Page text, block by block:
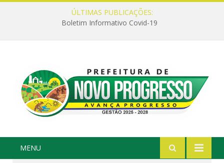
ÚLTIMAS PUBLICAÇÕES:
Boletim Informativo Covid-19
MENU